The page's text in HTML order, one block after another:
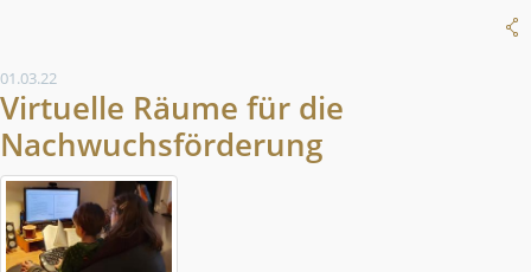
01.03.22
Virtuelle Räume für die
Nachwuchsförderung